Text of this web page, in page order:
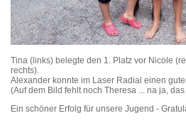
Tina (links) belegte den 1. Platz vor Nicole
rechts).
Alexander konnte im Laser Radial einen
(Auf dem Bild fehlt noch Theresa ... na ja,
Ein schöner Erfolg für unsere Jugend -